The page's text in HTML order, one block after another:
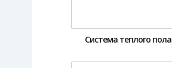
Система теплого пола